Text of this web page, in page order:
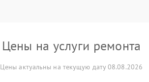
Цены на услуги ремонта
Цены актуальны на текущую дату 08.08.2026